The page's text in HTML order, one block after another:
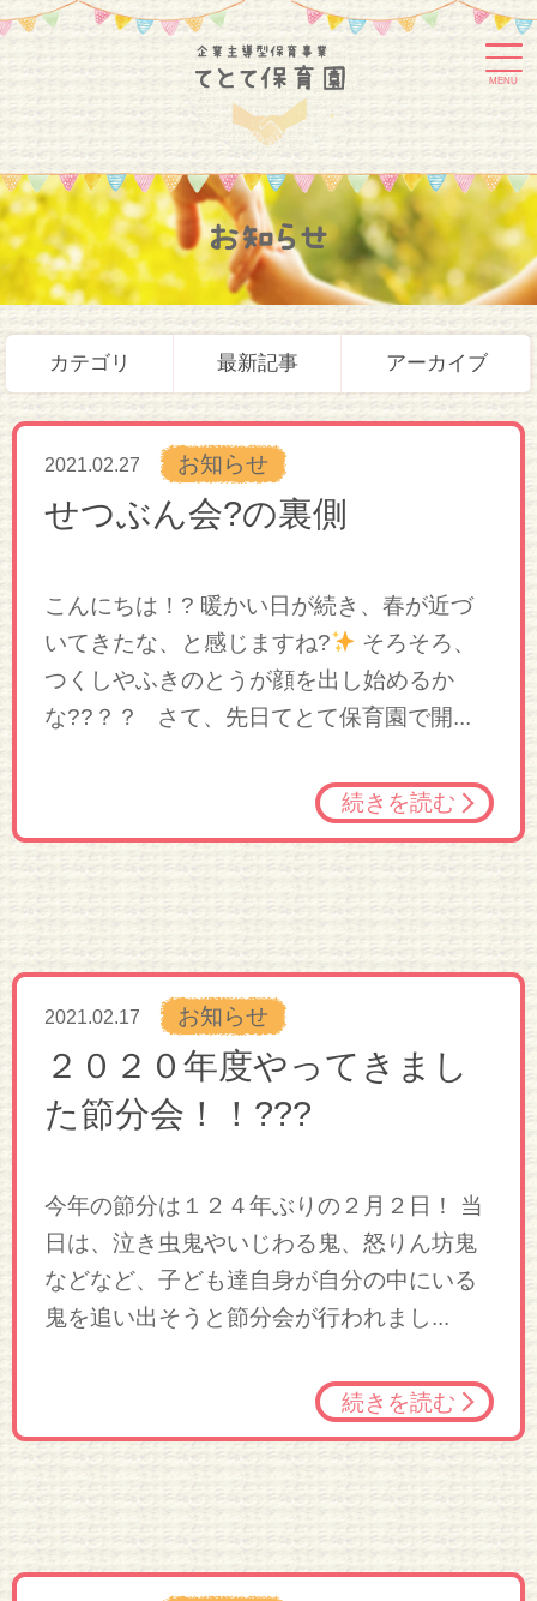
MENU
お知らせ
カテゴリ 最新記事 アーカイブ
2021.02.27 お知らせ
せつぶん会?の裏側
こんにちは！? 暖かい日が続き、春が近づ
いてきたな、と感じますね?
そろそろ、
つくしやふきのとうが顔を出し始めるか
な??？？ さて、先日てとて保育園で開...
続きを読む
2021.02.17 お知らせ
２０２０年度やってきまし
た節分会！！???
今年の節分は１２４年ぶりの２月２日！ 当
日は、泣き虫鬼やいじわる鬼、怒りん坊鬼
などなど、子ども達自身が自分の中にいる
鬼を追い出そうと節分会が行われまし...
続きを読む